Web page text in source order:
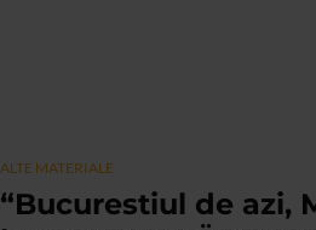
ALTE MATERIALE
“Bucurestiul de azi,